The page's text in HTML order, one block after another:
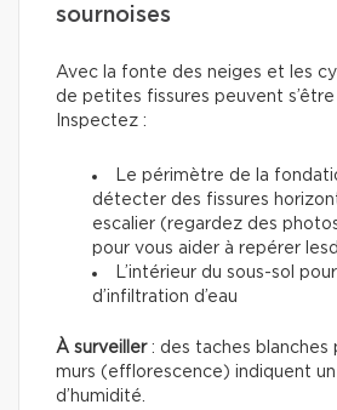
sournoises
Avec la fonte des neiges et les
de petites fissures peuvent s’être
Inspectez :
Le périmètre de la
détecter des fissures
escalier (regardez des
pour vous aider à repérer
L’intérieur du sous-sol
d’infiltration d’eau
À surveiller: des taches blanches
murs (efflorescence) indiquent
d’humidité.